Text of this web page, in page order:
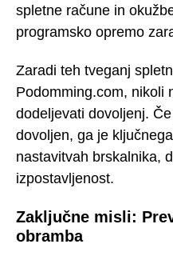
spletne račune in
programsko opremo
Zaradi teh tveganj
Podomming.com, nikoli
dodeljevati dovoljenj.
dovoljen, ga je
nastavitvah brskalnika,
izpostavljenost.
Zaključne misli:
obramba